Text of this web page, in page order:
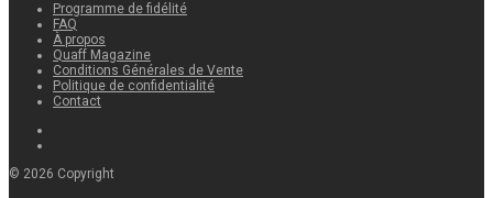
Programme de fidélité
FAQ
À propos
Quaff Magazine
Conditions Générales de Vente
Politique de confidentialité
Contact
© 2026 Copyright